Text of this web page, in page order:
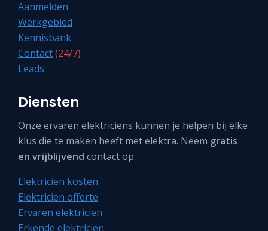
Aanmelden
Werkgebied
Kennisbank
Contact(24/7)
Leads
Diensten
Onze ervaren elektriciens kunnen je helpen bij élke
klus die te maken heeft met elektra. Neem gratis
en vrijblijvend contact op.
Elektricien kosten
Elektricien offerte
Ervaren elektricien
Erkende elektricien